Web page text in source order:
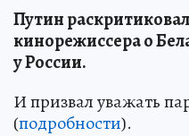
Путин
кинорежиссера о
у России.
И призвал уважать
(подробности).